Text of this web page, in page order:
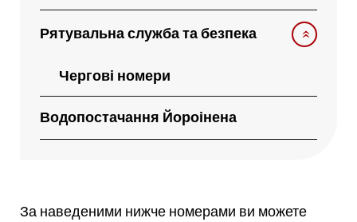
Рятувальна служба та безпека
Чергові номери
Водопостачання Йороінена
За наведеними нижче номерами ви можете